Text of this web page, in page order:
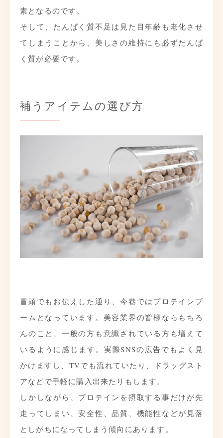
素となるのです。
そして、たんぱく質不足は見た目年齢も老化させ
てしまうことから、美しさの維持にも必ずたんぱ
く質が必要です。
補うアイテムの選び方
冒頭でもお伝えした通り、今巷ではプロテインブ
ームとなっています。美容業界の皆様ならもちろ
んのこと、一般の方も意識されている方も増えて
いるように感じます。実際SNSの広告でもよく見
かけますし、TVでも流れていたり、ドラッグスト
アなどで手軽に購入出来たりもします。
しかしながら、プロテインを摂取する事だけが先
走ってしまい、安全性、品質、機能性などが見落
としがちになってしまう傾向にあります。